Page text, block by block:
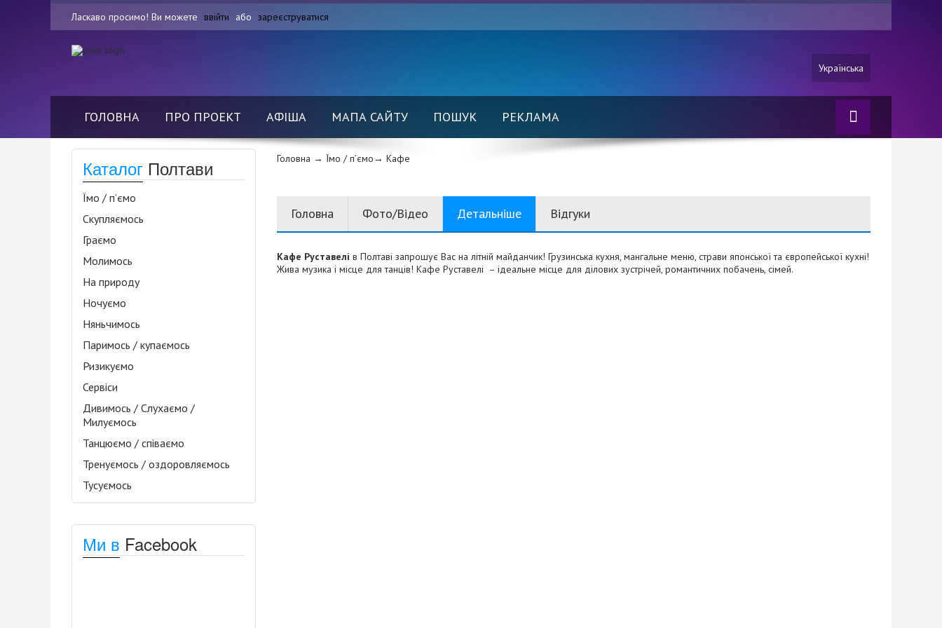
Ласкаво просимо! Ви можете ввійти або зареєструватися
Українська
ГОЛОВНА ПРО ПРОЕКТ АФІША МАПА САЙТУ ПОШУК РЕКЛАМА
Каталог Полтави
Їмо / п’ємо
Скупляємось
Граємо
Молимось
На природу
Ночуємо
Няньчимось
Паримось / купаємось
Ризикуємо
Сервіси
Дивимось / Слухаємо /
Милуємось
Танцюємо / співаємо
Тренуємось / оздоровляємось
Тусуємось
Ми в Facebook
Головна → Їмо / п’ємо→ Кафе
Головна Фото/Відео Детальніше Відгуки
Кафе Руставелі в Полтаві запрошує Вас на літній майданчик! Грузинська кухня, мангальне меню, страви японської та європейської кухні!
Жива музика і місце для танців! Кафе Руставелі – ідеальне місце для ділових зустрічей, романтичних побачень, сімей.